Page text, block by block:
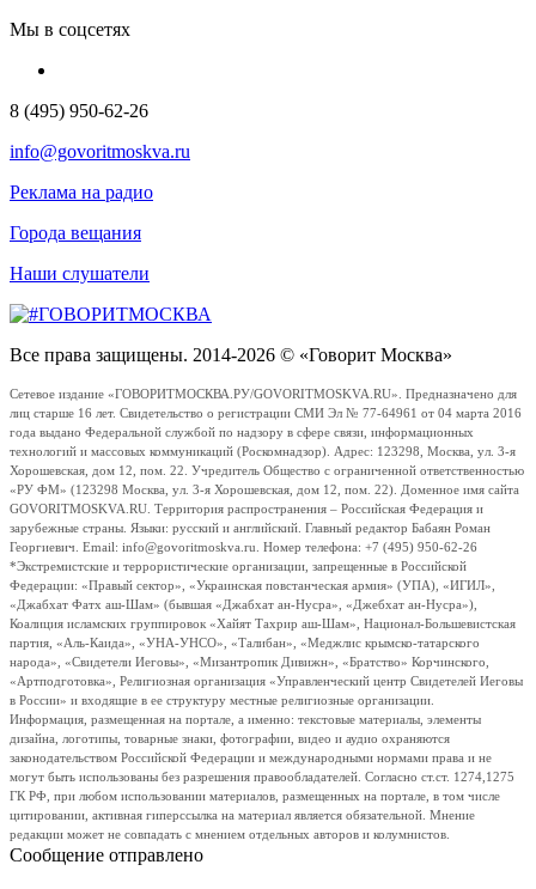
Мы в соцсетях
8 (495) 950-62-26
info@govoritmoskva.ru
Реклама на радио
Города вещания
Наши слушатели
Все права защищены. 2014-2026 © «Говорит Москва»
Сетевое издание «ГОВОРИТМОСКВА.РУ/GOVORITMOSKVA.RU». Предназначено для
лиц старше 16 лет. Свидетельство о регистрации СМИ Эл № 77-64961 от 04 марта 2016
года выдано Федеральной службой по надзору в сфере связи, информационных
технологий и массовых коммуникаций (Роскомнадзор). Адрес: 123298, Москва, ул. 3-я
Хорошевская, дом 12, пом. 22. Учредитель Общество с ограниченной ответственностью
«РУ ФМ» (123298 Москва, ул. 3-я Хорошевская, дом 12, пом. 22). Доменное имя сайта
GOVORITMOSKVA.RU. Территория распространения – Российская Федерация и
зарубежные страны. Языки: русский и английский. Главный редактор Бабаян Роман
Георгиевич. Email: info@govoritmoskva.ru. Номер телефона: +7 (495) 950-62-26
*Экстремистские и террористические организации, запрещенные в Российской
Федерации: «Правый сектор», «Украинская повстанческая армия» (УПА), «ИГИЛ»,
«Джабхат Фатх аш-Шам» (бывшая «Джабхат ан-Нусра», «Джебхат ан-Нусра»),
Коалиция исламских группировок «Хайят Тахрир аш-Шам», Национал-Большевистская
партия, «Аль-Каида», «УНА-УНСО», «Талибан», «Меджлис крымско-татарского
народа», «Свидетели Иеговы», «Мизантропик Дивижн», «Братство» Корчинского,
«Артподготовка», Религиозная организация «Управленческий центр Свидетелей Иеговы
в России» и входящие в ее структуру местные религиозные организации.
Информация, размещенная на портале, а именно: текстовые материалы, элементы
дизайна, логотипы, товарные знаки, фотографии, видео и аудио охраняются
законодательством Российской Федерации и международными нормами права и не
могут быть использованы без разрешения правообладателей. Согласно ст.ст. 1274,1275
ГК РФ, при любом использовании материалов, размещенных на портале, в том числе
цитировании, активная гиперссылка на материал является обязательной. Мнение
редакции может не совпадать с мнением отдельных авторов и колумнистов.
Сообщение отправлено